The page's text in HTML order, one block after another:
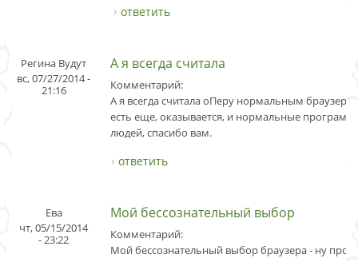
ответить
Регина Вудут
вс, 07/27/2014 -
21:16
А я всегда считала
Комментарий:
А я всегда считала оПеру нормальным
есть еще, оказывается, и нормальные
людей, спасибо вам.
ответить
Ева
чт, 05/15/2014
- 23:22
Мой бессознательный выбор
Комментарий:
Мой бессознательный выбор браузера - ну